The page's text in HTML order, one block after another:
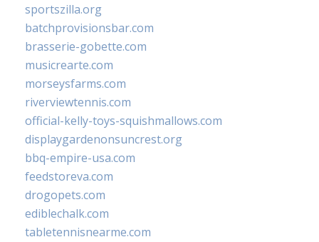
sportszilla.org
batchprovisionsbar.com
brasserie-gobette.com
musicrearte.com
morseysfarms.com
riverviewtennis.com
official-kelly-toys-squishmallows.com
displaygardenonsuncrest.org
bbq-empire-usa.com
feedstoreva.com
drogopets.com
ediblechalk.com
tabletennisnearme.com